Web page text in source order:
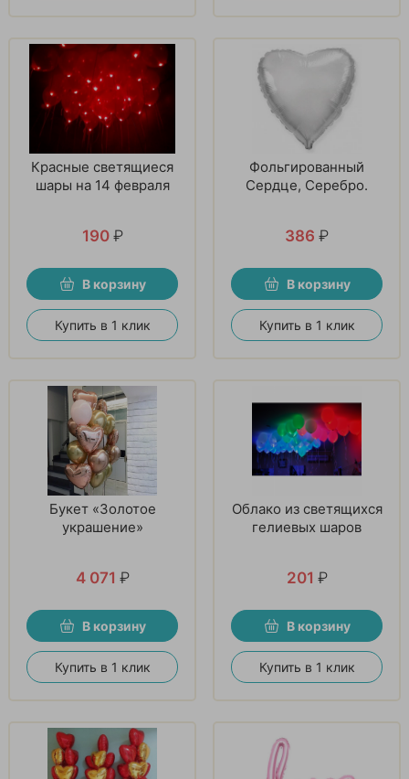
Красные светящиеся
шары на 14 февраля
190 ₽
В корзину
Купить в 1 клик
Фольгированный
Сердце, Серебро.
386 ₽
В корзину
Купить в 1 клик
Букет «Золотое
украшение»
4 071 ₽
В корзину
Купить в 1 клик
Облако из светящихся
гелиевых шаров
201 ₽
В корзину
Купить в 1 клик